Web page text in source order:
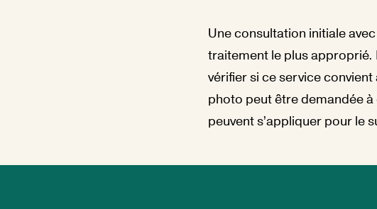
Une consultation initiale
traitement le plus
vérifier si ce service
photo peut être demandée
peuvent s’appliquer pour le